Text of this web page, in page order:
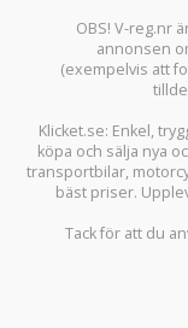
OBS! V-reg.nr
annonsen
(exempelvis att
Klicket.se: Enkel,
köpa och sälja nya
transportbilar,
bäst priser.
Tack för att du